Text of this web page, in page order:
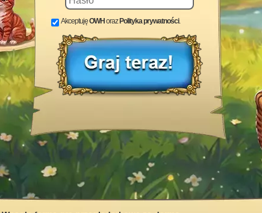
AkceptujęOWH oraz Polityka prywatności.